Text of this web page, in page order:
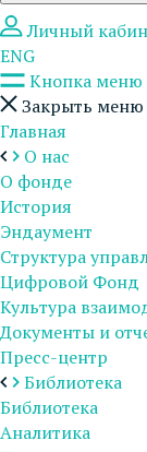
Личный
ENG
Кнопка меню
Закрыть меню
Главная
О нас
О фонде
История
Эндаумент
Структура
Цифровой Фонд
Культура
Документы и
Пресс-центр
Библиотека
Библиотека
Аналитика